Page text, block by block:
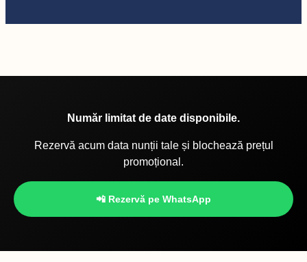
Număr limitat de date disponibile.
Rezervă acum data nunții tale și blochează prețul
promoțional.
📲 Rezervă pe WhatsApp